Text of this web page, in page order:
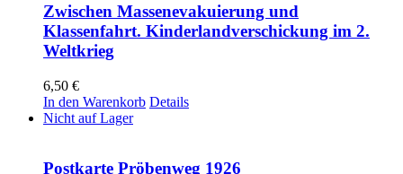
Zwischen Massenevakuierung und
Klassenfahrt. Kinderlandverschickung im 2.
Weltkrieg
6,50 €
In den Warenkorb Details
Nicht auf Lager
Postkarte Pröbenweg 1926